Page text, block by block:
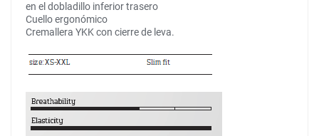
en el dobladillo inferior trasero
Cuello ergonómico
Cremallera YKK con cierre de leva.